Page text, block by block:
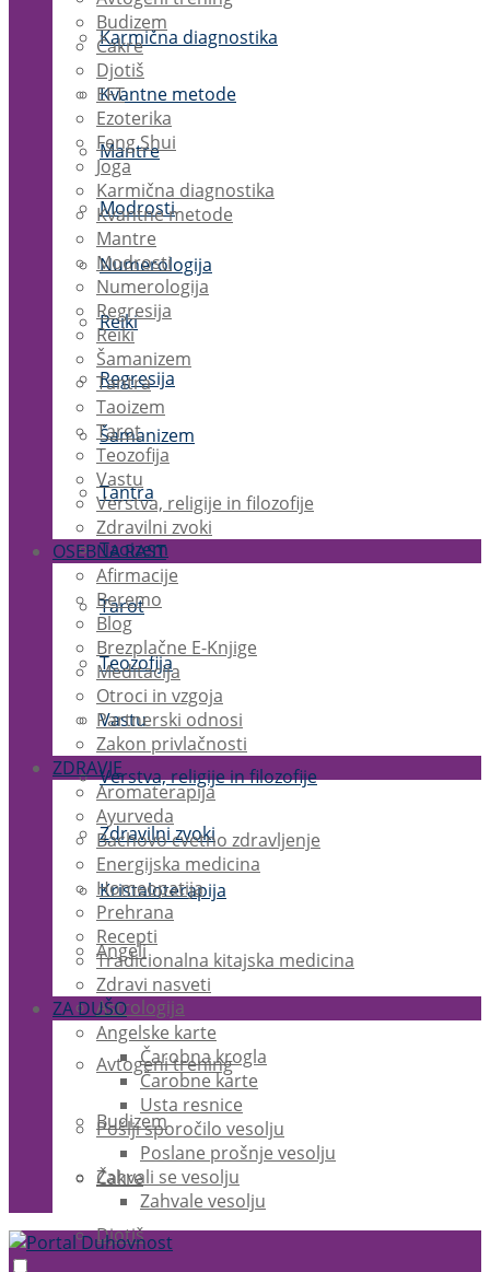
Karmična diagnostika
Kvantne metode
Mantre
Modrosti
Numerologija
Reiki
Regresija
Šamanizem
Tantra
Taoizem
Tarot
Teozofija
Vastu
Verstva, religije in filozofije
Zdravilni zvoki
Kristaloterapija
Angeli
Astrologija
Avtogeni trening
Budizem
Čakre
Djotiš
Budizem
Čakre
Djotiš
EFT
Ezoterika
Feng Shui
Joga
Karmična diagnostika
Kvantne metode
Mantre
Modrosti
Numerologija
Regresija
Reiki
Šamanizem
Tantra
Taoizem
Tarot
Teozofija
Vastu
Verstva, religije in filozofije
Zdravilni zvoki
OSEBNA RAST
Afirmacije
Beremo
Blog
Brezplačne E-Knjige
Meditacija
Otroci in vzgoja
Partnerski odnosi
Zakon privlačnosti
ZDRAVJE
Aromaterapija
Ayurveda
Bachovo cvetno zdravljenje
Energijska medicina
Homeopatija
Prehrana
Recepti
Tradicionalna kitajska medicina
Zdravi nasveti
ZA DUŠO
Angelske karte
Čarobna krogla
Čarobne karte
Usta resnice
Pošlji sporočilo vesolju
Poslane prošnje vesolju
Zahvali se vesolju
Zahvale vesolju